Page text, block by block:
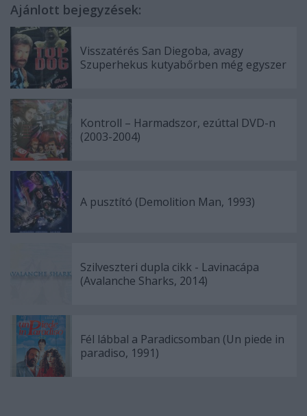
Ajánlott bejegyzések:
Visszatérés San Diegoba, avagy
Szuperhekus kutyabőrben még egyszer
Kontroll – Harmadszor, ezúttal DVD-n
(2003-2004)
A pusztító (Demolition Man, 1993)
Szilveszteri dupla cikk - Lavinacápa
(Avalanche Sharks, 2014)
Fél lábbal a Paradicsomban (Un piede in
paradiso, 1991)